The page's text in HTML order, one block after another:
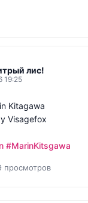
лис!
19:25
Kitagawa
Visagefox
#MarinKitsgawa
просмотров